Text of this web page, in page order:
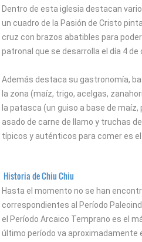
Dentro de esta iglesia destacan
un cuadro de la Pasión de Cristo
cruz con brazos abatibles para
patronal que se desarrolla el día 4
Además destaca su gastronomía,
la zona (maíz, trigo, acelgas,
la patasca (un guiso a base de
asado de carne de llamo y truchas
típicos y auténticos para comer es el
Historia de Chiu Chiu
Hasta el momento no se han
correspondientes al Período
el Período Arcaico Temprano es el
último período va aproximadamente